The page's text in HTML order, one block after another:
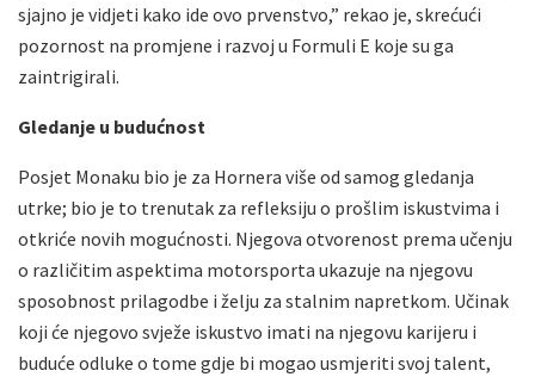
sjajno je vidjeti kako ide ovo prvenstvo,” rekao je, skrećući
pozornost na promjene i razvoj u Formuli E koje su ga
zaintrigirali.
Gledanje u budućnost
Posjet Monaku bio je za Hornera više od samog gledanja
utrke; bio je to trenutak za refleksiju o prošlim iskustvima i
otkriće novih mogućnosti. Njegova otvorenost prema učenju
o različitim aspektima motorsporta ukazuje na njegovu
sposobnost prilagodbe i želju za stalnim napretkom. Učinak
koji će njegovo svježe iskustvo imati na njegovu karijeru i
buduće odluke o tome gdje bi mogao usmjeriti svoj talent,